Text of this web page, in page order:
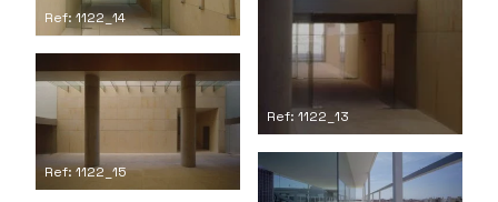
Ref: 1122_13
Ref: 1122_14
Ref: 1122_15